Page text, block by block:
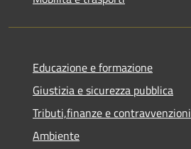
Educazione e formazione
Giustizia e sicurezza pubblica
Tributi,finanze e contravvenzioni
Ambiente